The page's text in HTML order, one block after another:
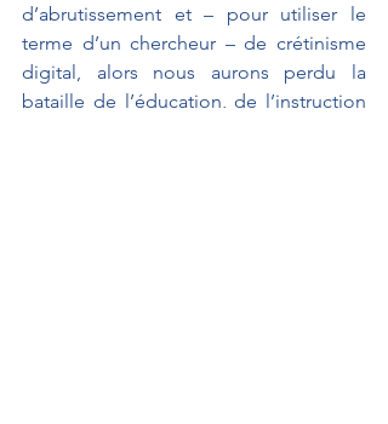
d’abrutissement et – pour utiliser le
terme d’un chercheur – de crétinisme
digital, alors nous aurons perdu la
bataille de l’éducation, de l’instruction